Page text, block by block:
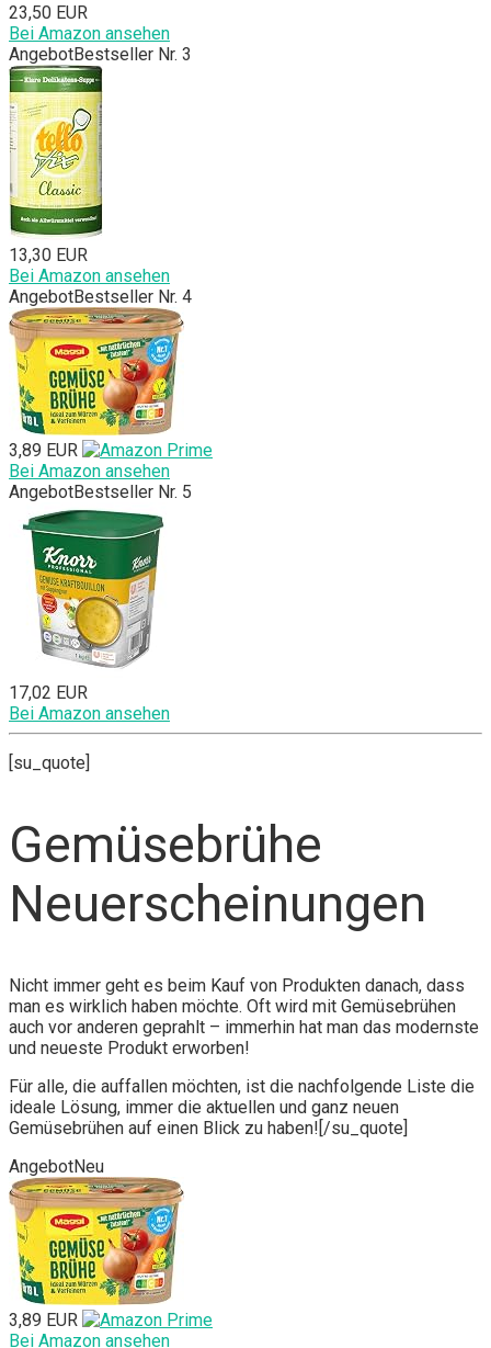
23,50 EUR
Bei Amazon ansehen
AngebotBestseller Nr. 3
13,30 EUR
Bei Amazon ansehen
AngebotBestseller Nr. 4
3,89 EUR
Bei Amazon ansehen
AngebotBestseller Nr. 5
17,02 EUR
Bei Amazon ansehen
[su_quote]
Gemüsebrühe
Neuerscheinungen
Nicht immer geht es beim Kauf von Produkten danach, dass
man es wirklich haben möchte. Oft wird mit Gemüsebrühen
auch vor anderen geprahlt – immerhin hat man das modernste
und neueste Produkt erworben!
Für alle, die auffallen möchten, ist die nachfolgende Liste die
ideale Lösung, immer die aktuellen und ganz neuen
Gemüsebrühen auf einen Blick zu haben![/su_quote]
AngebotNeu
3,89 EUR
Bei Amazon ansehen